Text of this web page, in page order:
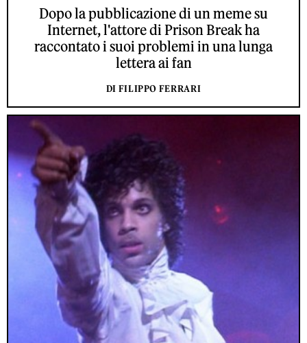
Dopo la pubblicazione di un meme su
Internet, l'attore di Prison Break ha
raccontato i suoi problemi in una lunga
lettera ai fan
DI FILIPPO FERRARI